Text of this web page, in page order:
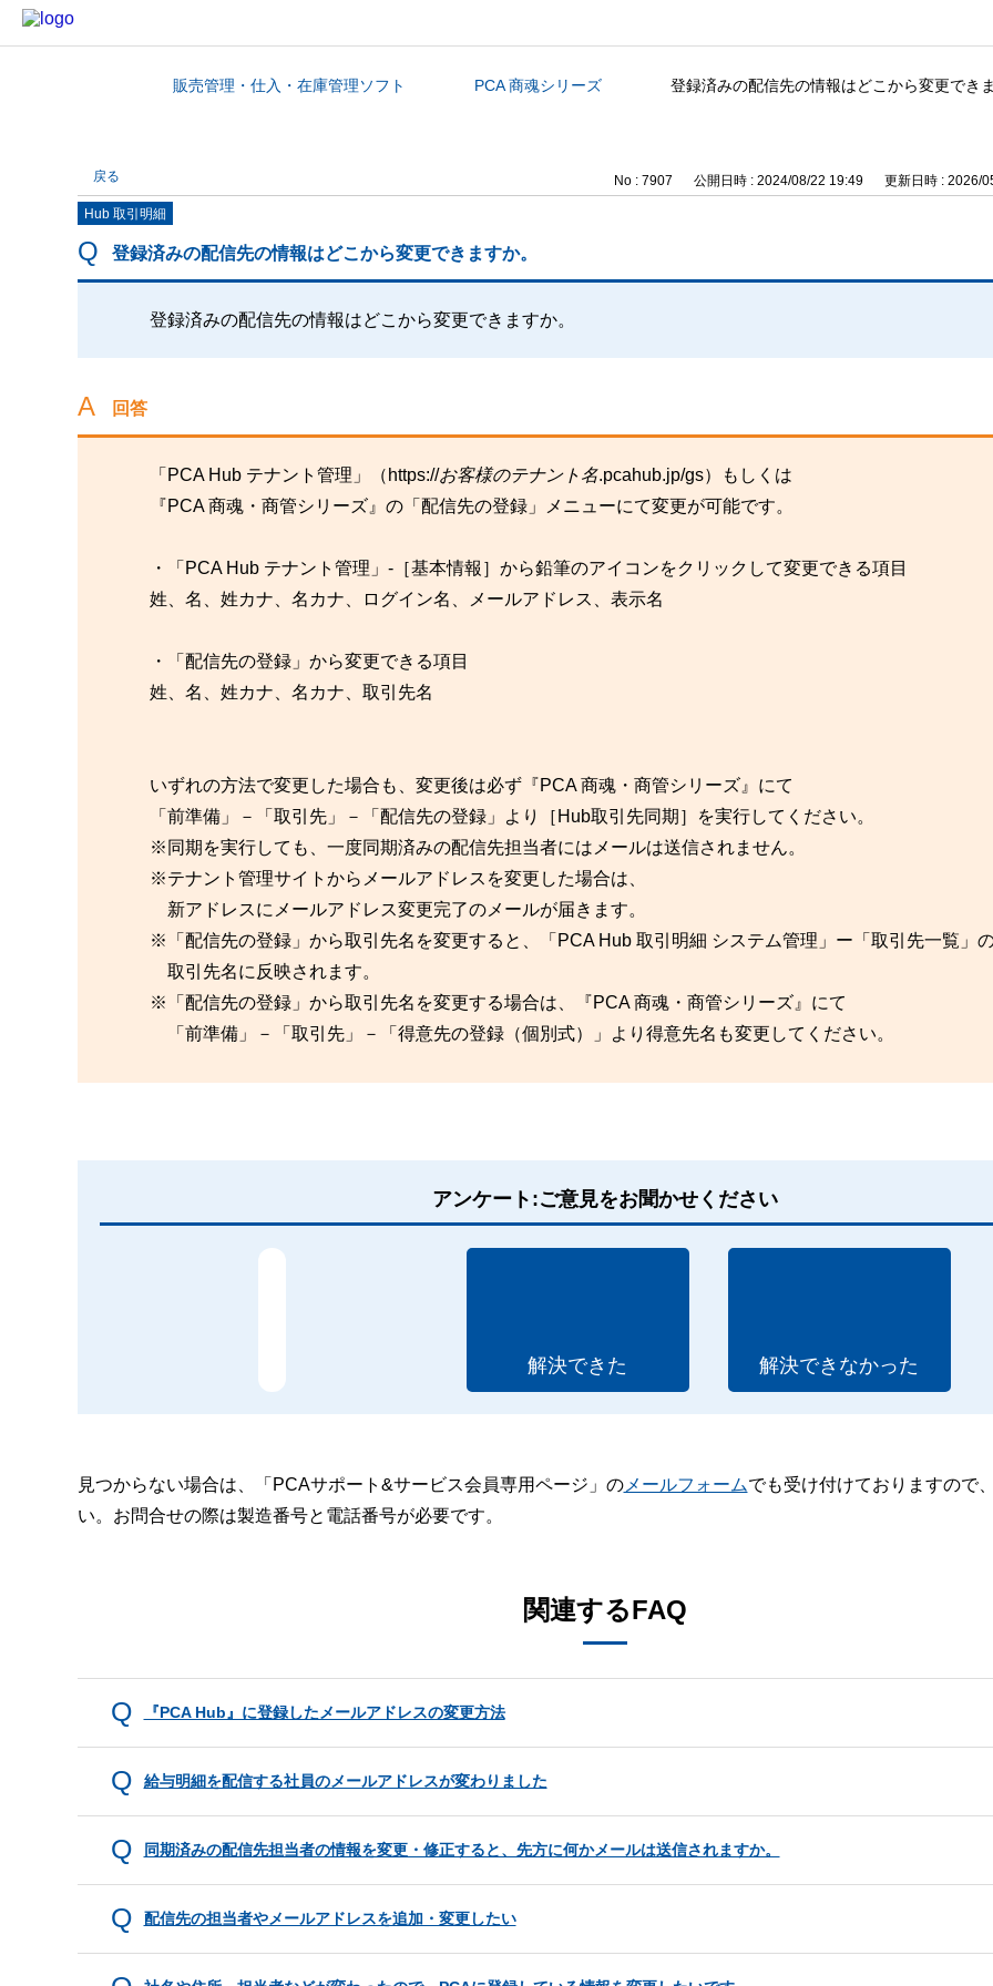
カテゴリから探す販売管理・仕入・在庫管理ソフト PCA 商魂シリーズ 登録済みの配信先の情報はどこから変更できま
戻る No : 7907 公開日時 : 2024/08/22 19:49 更新日時 : 2026/
Hub 取引明細
登録済みの配信先の情報はどこから変更できますか。
登録済みの配信先の情報はどこから変更できますか。
回答
「PCA Hub テナント管理」（https://お客様のテナント名.pcahub.jp/gs）もしくは
『PCA 商魂・商管シリーズ』の「配信先の登録」メニューにて変更が可能です。
・「PCA Hub テナント管理」-［基本情報］から鉛筆のアイコンをクリックして変更できる項目
姓、名、姓カナ、名カナ、ログイン名、メールアドレス、表示名
・「配信先の登録」から変更できる項目
姓、名、姓カナ、名カナ、取引先名
いずれの方法で変更した場合も、変更後は必ず『PCA 商魂・商管シリーズ』にて
「前準備」－「取引先」－「配信先の登録」より［Hub取引先同期］を実行してください。
※同期を実行しても、一度同期済みの配信先担当者にはメールは送信されません。
※テナント管理サイトからメールアドレスを変更した場合は、
新アドレスにメールアドレス変更完了のメールが届きます。
※「配信先の登録」から取引先名を変更すると、「PCA Hub 取引明細 システム管理」ー「取引先一覧」
取引先名に反映されます。
※「配信先の登録」から取引先名を変更する場合は、『PCA 商魂・商管シリーズ』にて
「前準備」－「取引先」－「得意先の登録（個別式）」より得意先名も変更してください。
アンケート:ご意見をお聞かせください
解決できた 解決できなかった
見つからない場合は、「PCAサポート&サービス会員専用ページ」のメールフォームでも受け付けておりますので
い。お問合せの際は製造番号と電話番号が必要です。
関連するFAQ
『PCA Hub』に登録したメールアドレスの変更方法
給与明細を配信する社員のメールアドレスが変わりました
同期済みの配信先担当者の情報を変更・修正すると、先方に何かメールは送信されますか。
配信先の担当者やメールアドレスを追加・変更したい